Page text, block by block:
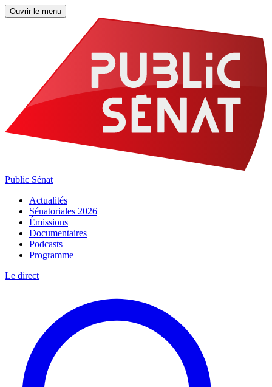
Ouvrir le menu
Public Sénat
Actualités
Sénatoriales 2026
Émissions
Documentaires
Podcasts
Programme
Le direct